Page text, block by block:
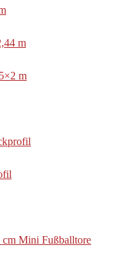
m
m
Mini Fußballtore